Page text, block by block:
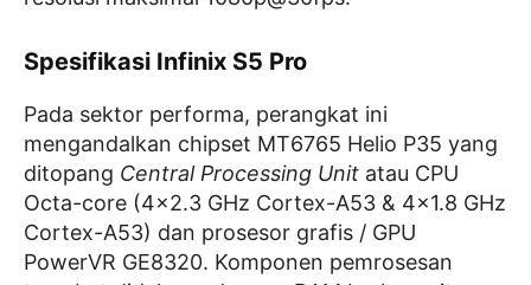
Spesifikasi Infinix S5 Pro
Pada sektor performa, perangkat ini
mengandalkan chipset MT6765 Helio P35 yang
ditopang Central Processing Unit atau CPU
Octa-core (4×2.3 GHz Cortex-A53 & 4×1.8 GHz
Cortex-A53) dan prosesor grafis / GPU
PowerVR GE8320. Komponen pemrosesan